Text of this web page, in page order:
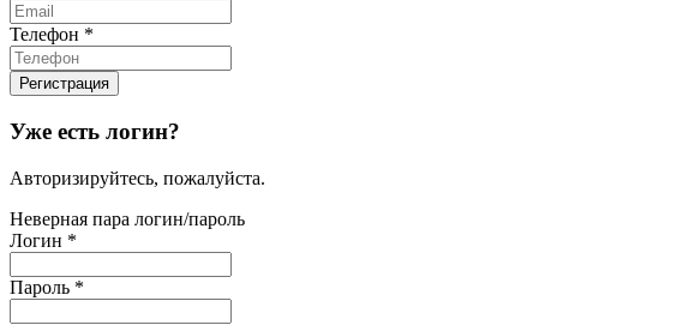
Телефон *
Уже есть логин?
Авторизируйтесь, пожалуйста.
Неверная пара логин/пароль
Логин *
Пароль *